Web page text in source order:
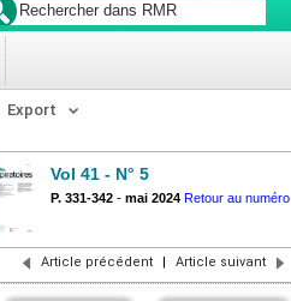
Export
Vol 41 - N° 5
P. 331-342 - mai 2024 Retour au numéro
Article précédent | Article suivant